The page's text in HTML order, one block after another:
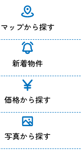
マップから探す
新着物件
価格から探す
写真から探す